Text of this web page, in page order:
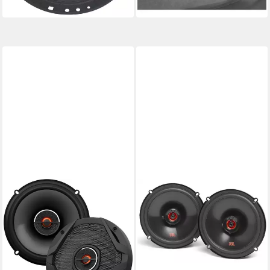
in 2-3 Werktagen bei dir in 2-3 Werktagen bei dir